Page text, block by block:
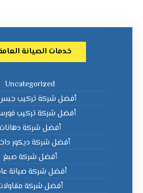
خدمات الصيانة
Uncategorized
أفضل شركة تركيب جبس
أفضل شركة تركيب
أفضل شركة دهانات
أفضل شركة ديكور
أفضل شركة صبغ
أفضل شركة صيانة
أفضل شركة